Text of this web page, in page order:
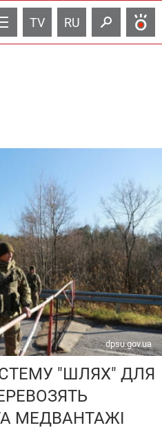
TV RU
dpsu.gov.ua
"ШЛЯХ" ДЛЯ
МЕДВАНТАЖІ